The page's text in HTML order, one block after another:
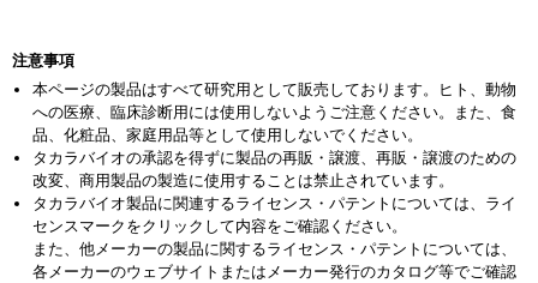
注意事項
本ページの製品はすべて研究用として販売しております。ヒト、動物
への医療、臨床診断用には使用しないようご注意ください。また、食
品、化粧品、家庭用品等として使用しないでください。
タカラバイオの承認を得ずに製品の再販・譲渡、再販・譲渡のための
改変、商用製品の製造に使用することは禁止されています。
タカラバイオ製品に関連するライセンス・パテントについては、ライ
センスマークをクリックして内容をご確認ください。
また、他メーカーの製品に関するライセンス・パテントについては、
各メーカーのウェブサイトまたはメーカー発行のカタログ等でご確認